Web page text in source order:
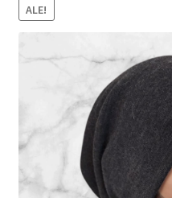
Galleria
Yhteystiedot
Facebook
Peruutukset
ALE!